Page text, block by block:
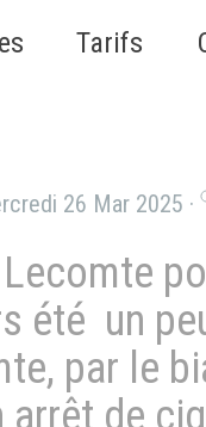
Sauter le
▼
Tarifs
26 Mar 2025 ·
été un
par le
arrêt de